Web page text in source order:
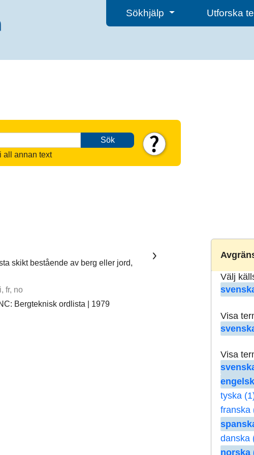
Sökhjälp Utforska
Sök
all annan text
Välj
Visa
Visa
tyska
franska
danska
norska
skikt bestående av berg eller jord,
fr, no
Bergteknisk ordlista | 1979